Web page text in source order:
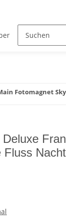
Fotomagnet
Fluss